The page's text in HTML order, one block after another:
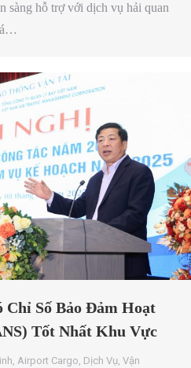
sàng hỗ trợ với dịch vụ hải quan
Chỉ Số Bảo Đảm Hoạt
Tốt Nhất Khu Vực
, Airport Cargo, Dịch Vụ, Vận